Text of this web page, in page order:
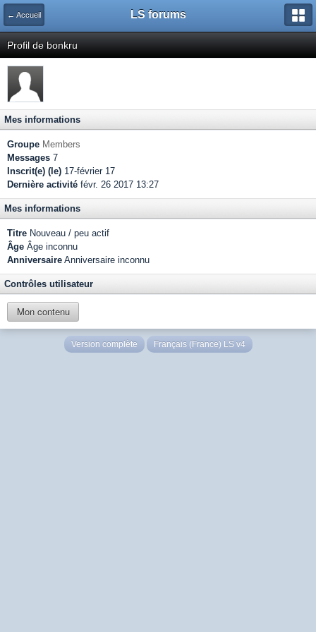
← Accueil LS forums
Profil de bonkru
Mes informations
Groupe Members
Messages 7
Inscrit(e) (le) 17-février 17
Dernière activité févr. 26 2017 13:27
Mes informations
Titre Nouveau / peu actif
Âge Âge inconnu
Anniversaire Anniversaire inconnu
Contrôles utilisateur
Mon contenu
Version complète Français (France) LS v4